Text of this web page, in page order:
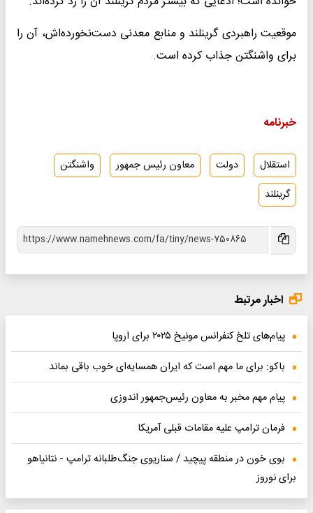
موقعیت راهبردی گرینلند و منابع معدنی دست‌نخورده‌اش، آن را
برای واشنگتن جذاب کرده است.
خبرنامه
استقلال دولت معاون رئیس جمهور
واشنگتن
گرینلند
اخبار مرتبط
پیام‌های تلخ کنفرانس مونیخ ۲۰۲۵ برای اروپا
باکو: برای‌ ما مهم است که ایران همسایه‌ای خوب باقی بماند
پیام مهم مخبر به معاون رئیس‌جمهور اندوزی
فرمان ترامپ علیه مقامات قبلی آمریکا
بوی خون در منطقه پیچید / سناریوی جنگ‌طلبانه ترامپ - نتانیاهو
برای نوروز